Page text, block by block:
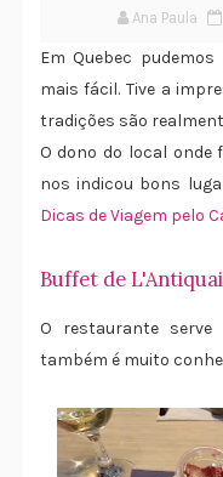
Ana Paula
Em Quebec
mais fácil. Tive a
tradições são
O dono do local onde
nos indicou bons
Dicas de Viagem pelo
Buffet de
O restaurante serve
também é muito